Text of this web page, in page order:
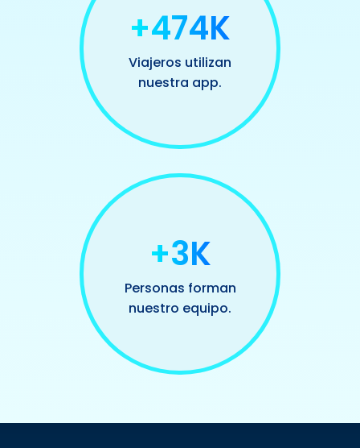
+500K
Viajeros utilizan
nuestra app.
+3K
Personas forman
nuestro equipo.